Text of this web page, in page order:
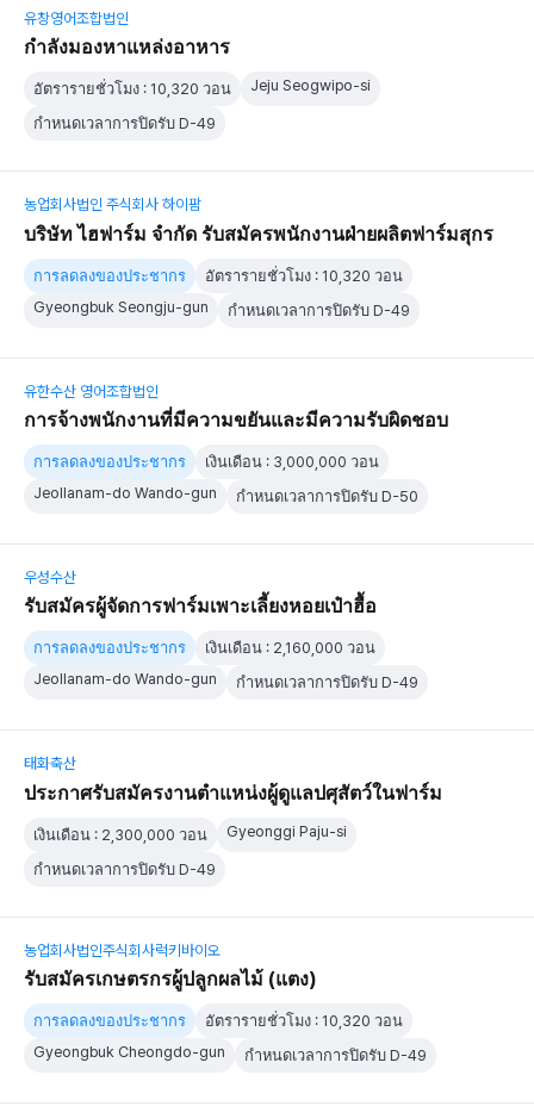
유창영어조합법인
กำลังมองหาแหล่งอาหาร
อัตรารายชั่วโมง : 10,320 วอน Jeju Seogwipo-si
กำหนดเวลาการปิดรับ D-49
농업회사법인 주식회사 하이팜
บริษัท ไฮฟาร์ม จำกัด รับสมัครพนักงานฝ่ายผลิตฟาร์มสุกร
การลดลงของประชากร
อัตรารายชั่วโมง : 10,320 วอน
Gyeongbuk Seongju-gun
กำหนดเวลาการปิดรับ D-49
유한수산 영어조합법인
การจ้างพนักงานที่มีความขยันและมีความรับผิดชอบ
การลดลงของประชากร
เงินเดือน : 3,000,000 วอน
Jeollanam-do Wando-gun
กำหนดเวลาการปิดรับ D-50
우성수산
รับสมัครผู้จัดการฟาร์มเพาะเลี้ยงหอยเป๋าฮื้อ
การลดลงของประชากร
เงินเดือน : 2,160,000 วอน
Jeollanam-do Wando-gun
กำหนดเวลาการปิดรับ D-49
태화축산
ประกาศรับสมัครงานตำแหน่งผู้ดูแลปศุสัตว์ในฟาร์ม
เงินเดือน : 2,300,000 วอน Gyeonggi Paju-si
กำหนดเวลาการปิดรับ D-49
농업회사법인주식회사럭키바이오
รับสมัครเกษตรกรผู้ปลูกผลไม้ (แตง)
การลดลงของประชากร
อัตรารายชั่วโมง : 10,320 วอน
Gyeongbuk Cheongdo-gun
กำหนดเวลาการปิดรับ D-49